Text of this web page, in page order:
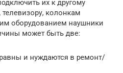
их к другому
телевизору, колонкам
оборудованием наушники
может быть две:
и нуждаются в ремонт/